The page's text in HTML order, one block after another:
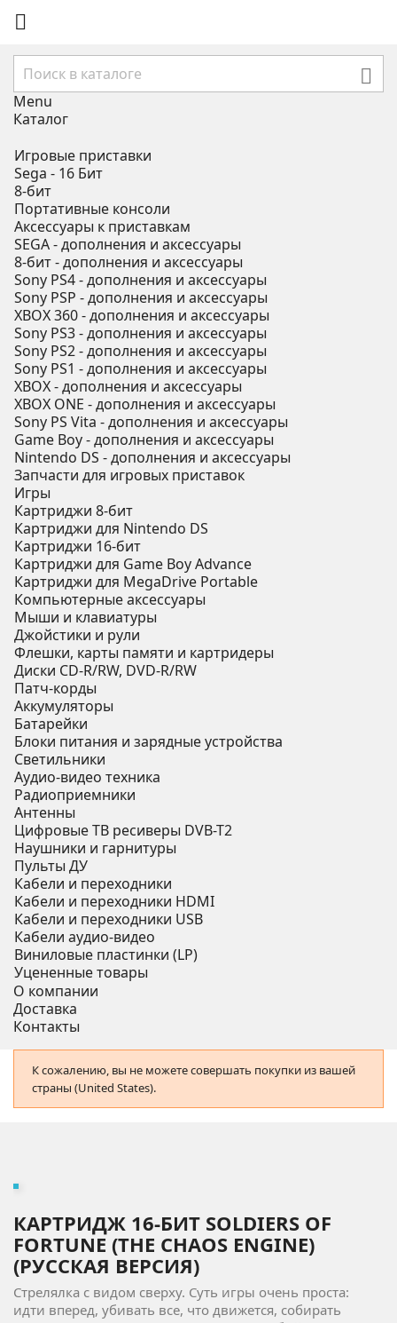


Menu
Каталог
Игровые приставки
Sega - 16 Бит
8-бит
Портативные консоли
Аксессуары к приставкам
SEGA - дополнения и аксессуары
8-бит - дополнения и аксессуары
Sony PS4 - дополнения и аксессуары
Sony PSP - дополнения и аксессуары
XBOX 360 - дополнения и аксессуары
Sony PS3 - дополнения и аксессуары
Sony PS2 - дополнения и аксессуары
Sony PS1 - дополнения и аксессуары
XBOX - дополнения и аксессуары
XBOX ONE - дополнения и аксессуары
Sony PS Vita - дополнения и аксессуары
Game Boy - дополнения и аксессуары
Nintendo DS - дополнения и аксессуары
Запчасти для игровых приставок
Игры
Картриджи 8-бит
Картриджи для Nintendo DS
Картриджи 16-бит
Картриджи для Game Boy Advance
Картриджи для MegaDrive Portable
Компьютерные аксессуары
Мыши и клавиатуры
Джойстики и рули
Флешки, карты памяти и картридеры
Диски CD-R/RW, DVD-R/RW
Патч-корды
Аккумуляторы
Батарейки
Блоки питания и зарядные устройства
Светильники
Аудио-видео техника
Радиоприемники
Антенны
Цифровые ТВ ресиверы DVB-T2
Наушники и гарнитуры
Пульты ДУ
Кабели и переходники
Кабели и переходники HDMI
Кабели и переходники USB
Кабели аудио-видео
Виниловые пластинки (LP)
Уцененные товары
О компании
Доставка
Контакты
К сожалению, вы не можете совершать покупки из вашей
страны (United States).
КАРТРИДЖ 16-БИТ SOLDIERS OF
FORTUNE (THE CHAOS ENGINE)
(РУССКАЯ ВЕРСИЯ)
Стрелялка с видом сверху. Суть игры очень проста:
идти вперед, убивать все, что движется, собирать